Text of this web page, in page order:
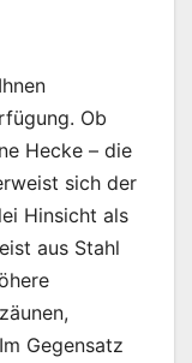
Ob
Hecke – die
sich der
Hinsicht als
aus Stahl
Gegensatz